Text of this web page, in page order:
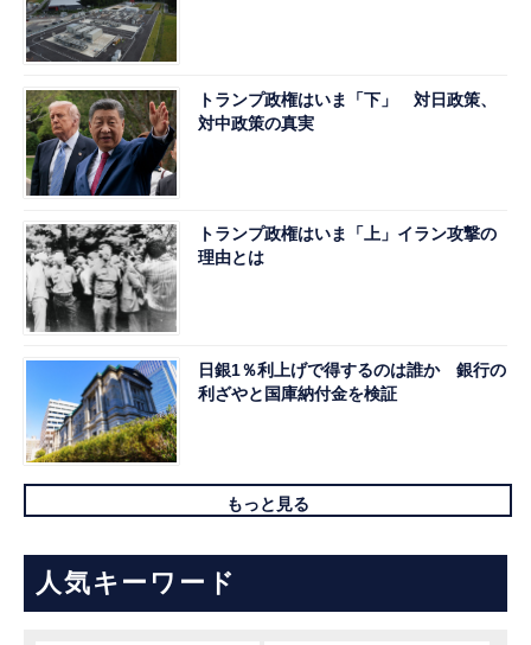
トランプ政権はいま「下」 対日政策、
対中政策の真実
トランプ政権はいま「上」イラン攻撃の
理由とは
日銀1％利上げで得するのは誰か 銀行の
利ざやと国庫納付金を検証
もっと見る
人気キーワード